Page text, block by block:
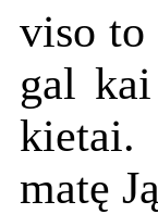
viso to
gal
kietai.
matę